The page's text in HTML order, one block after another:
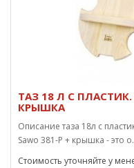
ТАЗ 18 Л С
КРЫШКА
Описание таза 18л с
Sawo 381-P + крышка - это
Стоимость уточняйте у